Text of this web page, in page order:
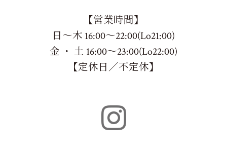
【営業時間】
日～木 16:00～22:00(Lo21:00)
金 ・ 土 16:00～23:00(Lo22:00)
【定休日／不定休】